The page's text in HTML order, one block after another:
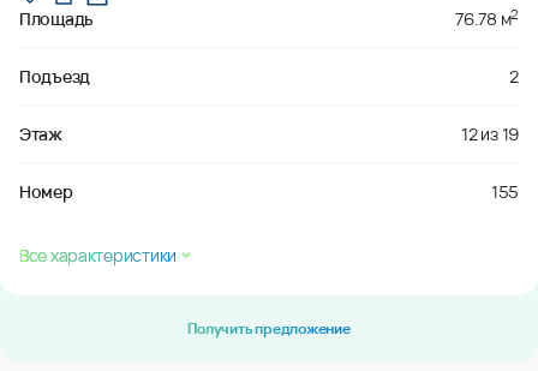
Площадь 76.78 м2
Подъезд 2
Этаж 12из19
Номер 155
Все характеристики
Получить предложение